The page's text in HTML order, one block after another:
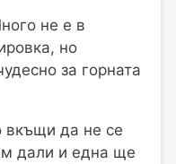
не е в
но
за горната
вкъщи да не се
дали и една ще